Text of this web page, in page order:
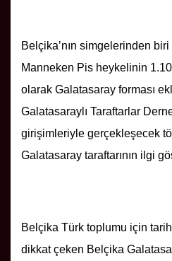
Belçika’nın simgelerinden biri
Manneken Pis heykelinin
olarak Galatasaray forması
Galatasaraylı Taraftarlar
girişimleriyle gerçekleşecek
Galatasaray taraftarının ilgi
Belçika Türk toplumu için
dikkat çeken Belçika